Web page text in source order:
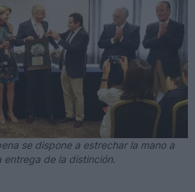
se dispone a estrechar la mano a
entrega de la distinción.